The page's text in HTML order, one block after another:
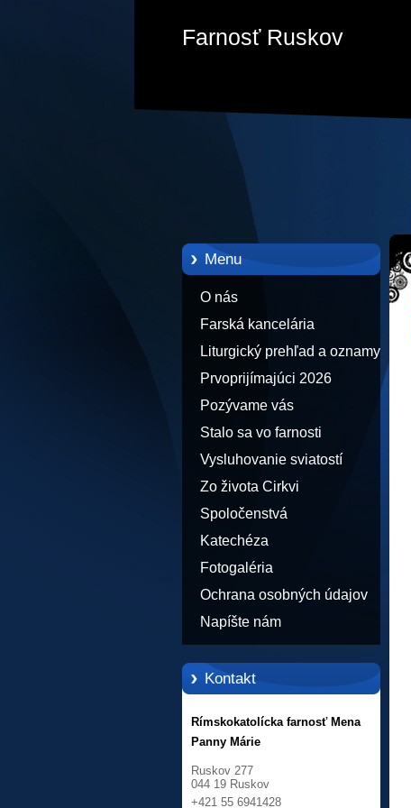
Farnosť Ruskov
Menu
O nás
Farská kancelária
Liturgický prehľad a oznamy
Prvoprijímajúci 2026
Pozývame vás
Stalo sa vo farnosti
Vysluhovanie sviatostí
Zo života Cirkvi
Spoločenstvá
Katechéza
Fotogaléria
Ochrana osobných údajov
Napíšte nám
Kontakt
Rímskokatolícka farnosť Mena
Panny Márie
Ruskov 277
044 19 Ruskov
+421 55 6941428